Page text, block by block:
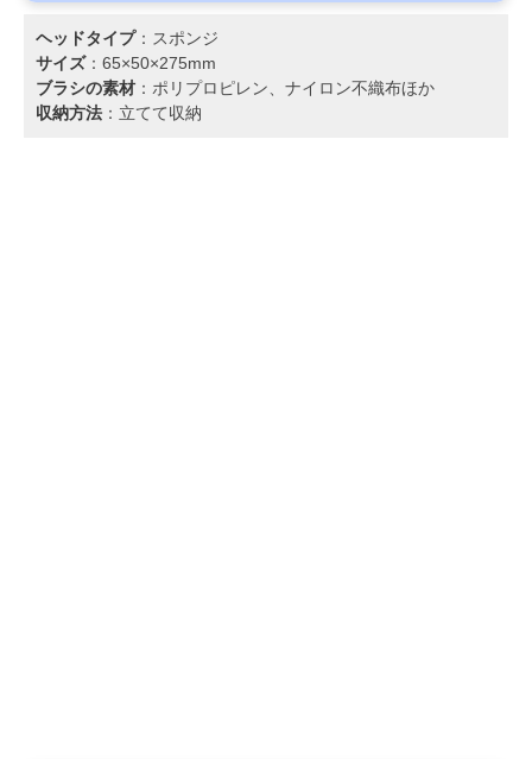
ヘッドタイプ：スポンジ
サイズ：65×50×275mm
ブラシの素材 ：ポリプロピレン、ナイロン不織布ほか
収納方法 ：立てて収納